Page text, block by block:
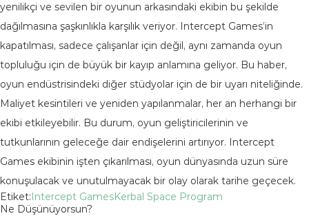
yenilikçi ve sevilen bir oyunun arkasındaki ekibin bu şekilde
dağılmasına şaşkınlıkla karşılık veriyor. Intercept Games’in
kapatılması, sadece çalışanlar için değil, aynı zamanda oyun
topluluğu için de büyük bir kayıp anlamına geliyor. Bu haber,
oyun endüstrisindeki diğer stüdyolar için de bir uyarı niteliğinde.
Maliyet kesintileri ve yeniden yapılanmalar, her an herhangi bir
ekibi etkileyebilir. Bu durum, oyun geliştiricilerinin ve
tutkunlarının geleceğe dair endişelerini artırıyor. Intercept
Games ekibinin işten çıkarılması, oyun dünyasında uzun süre
konuşulacak ve unutulmayacak bir olay olarak tarihe geçecek.
Etiket:Intercept GamesKerbal Space Program
Ne Düşünüyorsun?